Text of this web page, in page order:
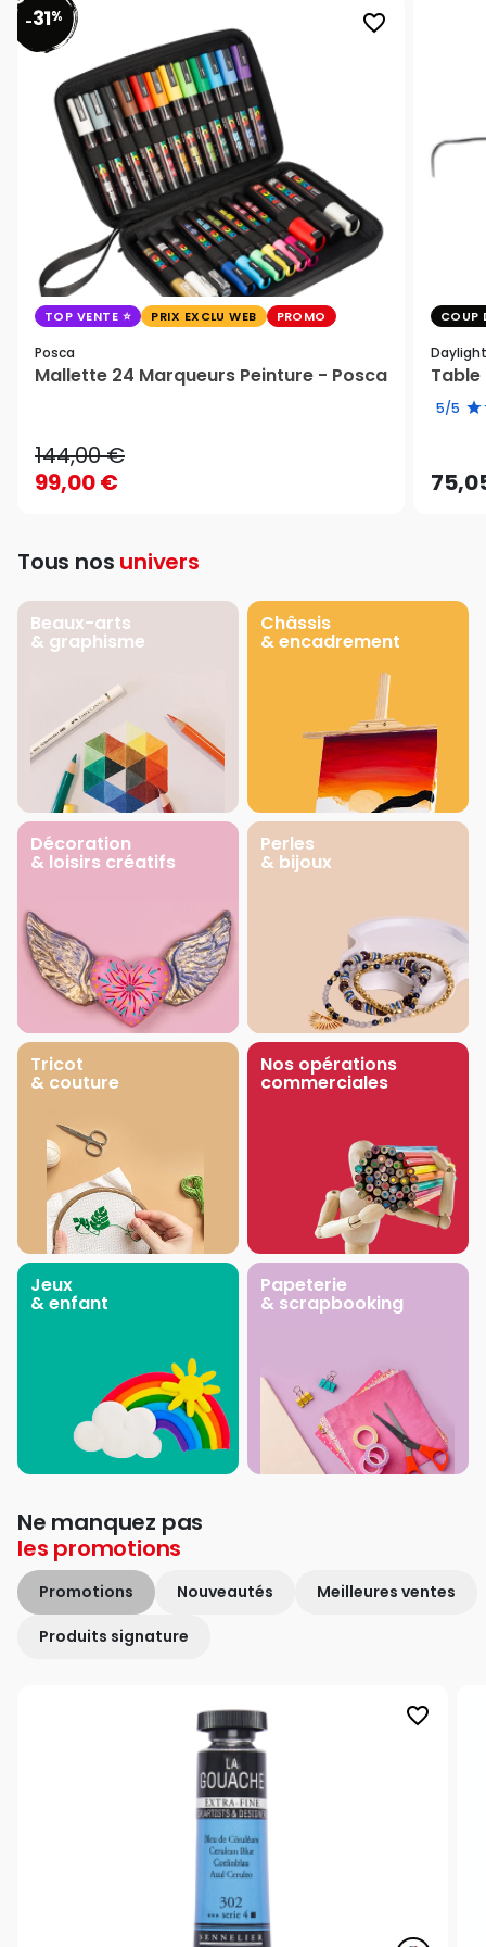
favorite_border
-31%
TOP VENTE PRIX EXCLU WEB PROMO
Posca
Mallette 24 Marqueurs Peinture - Posca
144,00 €
99,00 €
COUP
Daylight
Table
5/5
Tous nos univers
Beaux-arts
& graphisme
Châssis
& encadrement
Décoration
& loisirs créatifs
Perles
& bijoux
Tricot
& couture
Nos opérations
commerciales
Jeux
& enfant
Papeterie
& scrapbooking
Ne manquez pas
les promotions
Promotions Nouveautés Meilleures ventes
Produits signature
favorite_border